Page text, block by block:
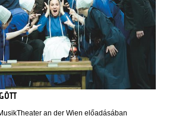
an der Wien előadásában